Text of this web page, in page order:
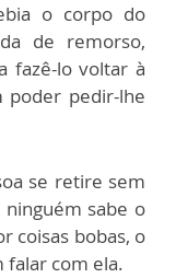
o corpo do
de remorso,
fazê-lo voltar à
poder pedir-lhe
se retire sem
sabe o
coisas bobas, o
com ela.